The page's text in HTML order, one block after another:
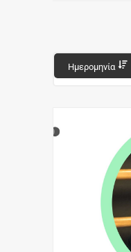
Ημερομηνία